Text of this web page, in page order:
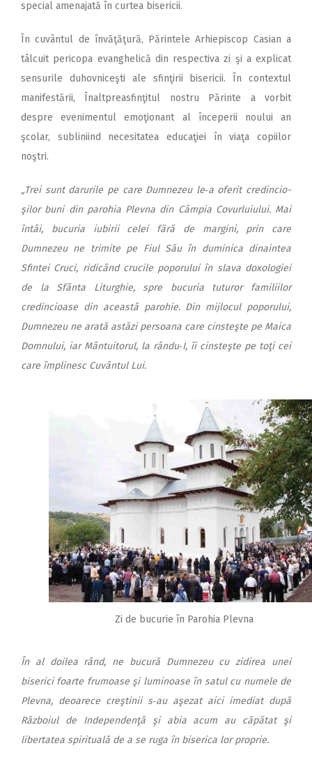
special ame­najată în curtea bisericii.
În cuvântul de învăţăţură, Părintele Arhiepiscop Casian a
tâlcuit pericopa evanghelică din respectiva zi şi a explicat
sensurile duhovniceşti ale sfinţirii bisericii. În contextul
manifestării, Înaltpreasfinţitul nostru Părinte a vorbit
despre evenimentul emoţionant al începerii noului an
şcolar, subliniind necesitatea educaţiei în viaţa copiilor
noştri.
„Trei sunt darurile pe care Dumnezeu le‑a oferit cre­din­cio­
şilor buni din parohia Plevna din Câmpia Covurluiului. Mai
întâi, bucuria iubirii celei fără de margini, prin care
Dumnezeu ne trimite pe Fiul Său în duminica dinaintea
Sfintei Cruci, ridicând crucile poporului în slava doxologiei
de la Sfânta Liturghie, spre bucuria tuturor familiilor
credincioase din această parohie. Din mijlocul poporului,
Dumnezeu ne arată astăzi persoana care cinsteşte pe Maica
Domnului, iar Mântuitorul, la rându‑I, îi cinsteşte pe toţi cei
care împlinesc Cuvântul Lui.
Zi de bucurie în Parohia Plevna
În al doilea rând, ne bucură Dumnezeu cu zidirea unei
biserici foarte frumoase şi luminoase în satul cu numele de
Plevna, deoarece creştinii s‑au aşezat aici imediat după
Războiul de Independenţă şi abia acum au căpătat şi
libertatea spirituală de a se ruga în biserica lor proprie.